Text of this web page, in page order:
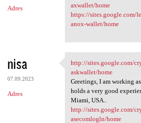
Adres
axwallet/home
https://sites.google.com/
anox-wallet/home
nisa
07.09.2023
Adres
http://
http://sites.google.com/
askwallet/home
Greetings, I am working
holds a very good
Miami, USA..
http://sites.google.com/
asecomlogln/home